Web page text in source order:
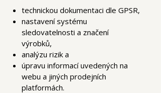
technickou dokumentaci dle GPSR,
nastavení systému
sledovatelnosti a značení
výrobků,
analýzu rizik a
úpravu informací uvedených na
webu a jiných prodejních
platformách.